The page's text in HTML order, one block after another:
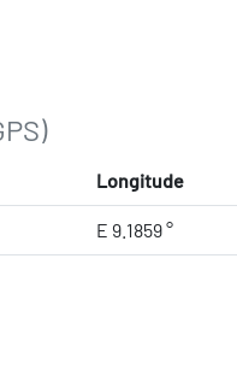
Longitude
E 9.1859 °